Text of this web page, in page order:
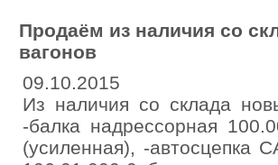
Продаём из наличия со
вагонов
09.10.2015
Из наличия со склада
-балка надрессорная
(усиленная), -автосцепка